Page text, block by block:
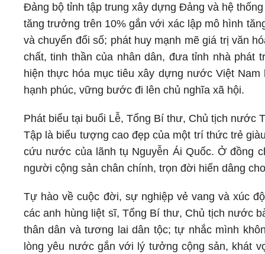
Đảng bộ tỉnh tập trung xây dựng Đảng và hệ
tăng trưởng trên 10% gắn với xác lập mô hình
và chuyển đổi số; phát huy mạnh mẽ giá trị văn
chất, tinh thần của nhân dân, đưa tỉnh nhà
hiện thực hóa mục tiêu xây dựng nước Việt
hạnh phúc, vững bước đi lên chủ nghĩa xã hội.
Phát biểu tại buổi Lễ, Tổng Bí thư, Chủ tịch nước
Tập là biểu tượng cao đẹp của một trí thức trẻ
cứu nước của lãnh tụ Nguyễn Ái Quốc. Ở đồng
người cộng sản chân chính, trọn đời hiến dâng
Tự hào về cuộc đời, sự nghiệp vẻ vang và xúc
các anh hùng liệt sĩ, Tổng Bí thư, Chủ tịch nước
thân dân và tương lai dân tộc; tự nhắc mình
lòng yêu nước gắn với lý tưởng cộng sản, khát